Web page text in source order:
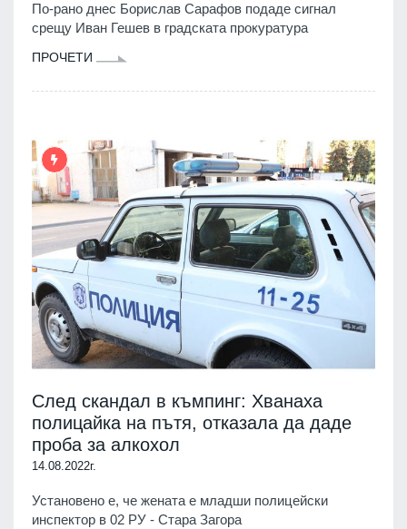
По-рано днес Борислав Сарафов подаде сигнал
срещу Иван Гешев в градската прокуратура
ПРОЧЕТИ
След скандал в къмпинг: Хванаха
полицайка на пътя, отказала да даде
проба за алкохол
14.08.2022г.
Установено е, че жената е младши полицейски
инспектор в 02 РУ - Стара Загора